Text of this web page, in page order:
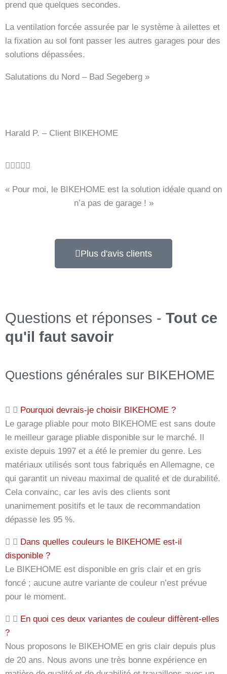
t
5
v
n
prend que quelques secondes.
La ventilation forcée assurée par le système à ailettes et
la fixation au sol font passer les autres garages pour des
solutions dépassées.
Salutations du Nord – Bad Segeberg »
Harald P. – Client BIKEHOME

w
5
v
o
5
« Pour moi, le BIKEHOME est la solution idéale quand on
n’a pas de garage ! »
Plus d'avis clients
Questions et réponses - Tout ce
qu'il faut savoir
Questions générales sur BIKEHOME
Pourquoi devrais-je choisir BIKEHOME ?
Le garage pliable pour moto BIKEHOME est sans doute
le meilleur garage pliable disponible sur le marché. Il
existe depuis 1997 et a été le premier du genre. Les
matériaux utilisés sont tous fabriqués en Allemagne, ce
qui garantit un niveau maximal de qualité et de durabilité.
Cela convainc, car les avis des clients sont
unanimement positifs et le taux de recommandation
dépasse les 95 %.
Dans quelles couleurs le BIKEHOME est-il
disponible ?
Le BIKEHOME est disponible en gris clair et en gris
foncé ; aucune autre variante de couleur n’est prévue
pour le moment.
En quoi ces deux variantes de couleur diffèrent-elles
?
Nous proposons le BIKEHOME en gris clair depuis plus
de 20 ans. Nous avons une très bonne expérience en